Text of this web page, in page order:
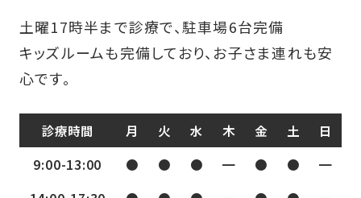
土曜17時半まで診療で、駐車場6台完備
キッズルームも完備しており、お子さま連れも安
心です。
診療時間 月 火 水 木 金 土
日
9:00-13:00
● ● ● ━ ● ●
━